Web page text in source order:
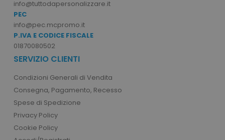
info@tuttodapersonalizzare.it
PEC
info@pec.mcpromo.it
P.IVA E CODICE FISCALE
01870080502
SERVIZIO CLIENTI
Condizioni Generali di Vendita
Consegna, Pagamento, Recesso
Spese di Spedizione
Privacy Policy
Cookie Policy
CookieScriptConsent